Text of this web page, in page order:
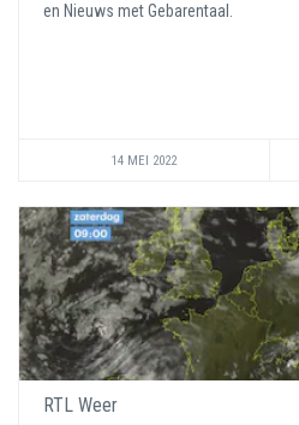
en Nieuws met Gebarentaal.
14 MEI 2022
RTL Weer